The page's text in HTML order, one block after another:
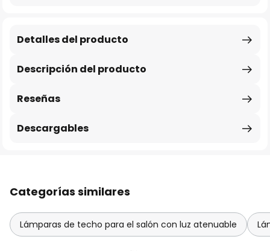
Descripción del producto
Detalles del producto
Reseñas
Descargables
Categorías similares
Lámparas de techo para el salón con luz atenuable